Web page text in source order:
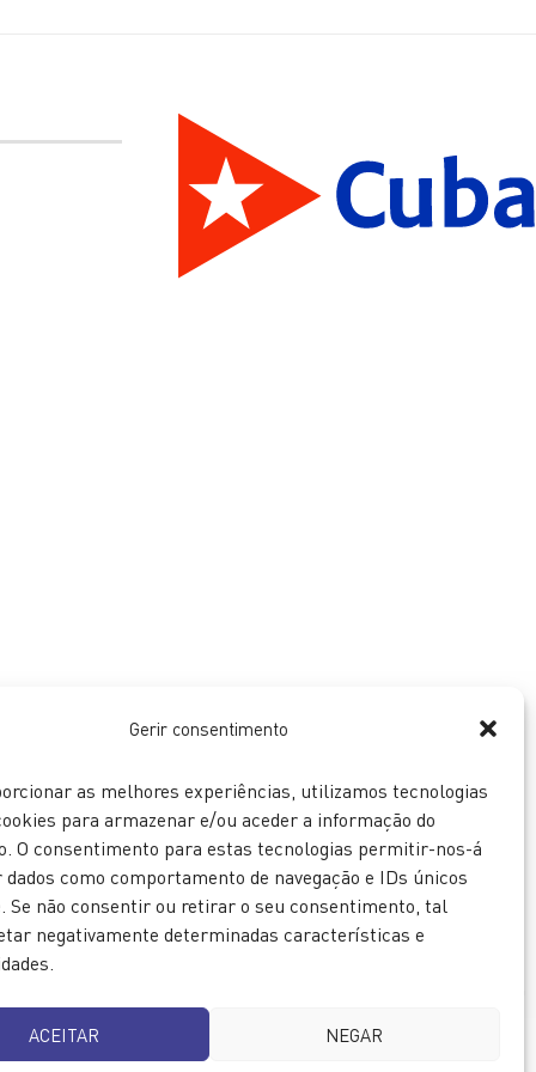
Gerir consentimento
as melhores experiências, utilizamos tecnologias
para armazenar e/ou aceder a informação do
O consentimento para estas tecnologias permitir-nos-á
dados como comportamento de navegação e IDs únicos
Se não consentir ou retirar o seu consentimento, tal
negativamente determinadas características e
ACEITAR NEGAR